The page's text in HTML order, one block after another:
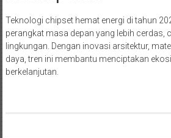
Teknologi chipset hemat energi di tahun
perangkat masa depan yang lebih cerdas,
lingkungan. Dengan inovasi arsitektur,
daya, tren ini membantu menciptakan
berkelanjutan.